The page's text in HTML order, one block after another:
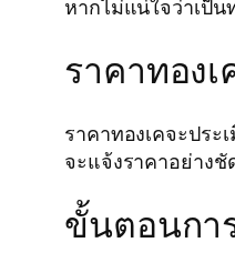
หากไม่แน่ใจว่าเป็น
ราคาทอง
ราคาทองเคจะปร
จะแจ้งราคาอย่าง
ขั้นตอนกา